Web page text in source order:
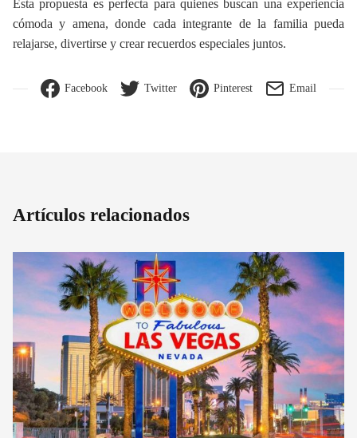
Esta propuesta es perfecta para quienes buscan una experiencia
cómoda y amena, donde cada integrante de la familia pueda
relajarse, divertirse y crear recuerdos especiales juntos.
Facebook Twitter Pinterest Email
Artículos relacionados